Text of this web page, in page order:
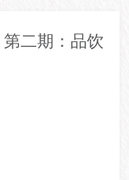
二期：品饮